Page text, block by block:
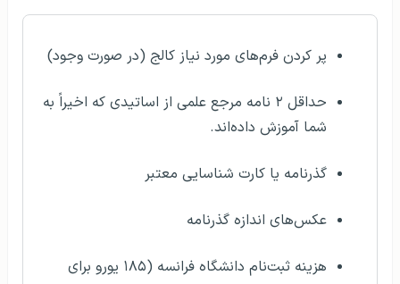
پر کردن فرم‌های مورد نیاز کالج (در صورت وجود)
حداقل ۲ نامه مرجع علمی از اساتیدی که اخیراً به
شما آموزش داده‌اند.
گذرنامه یا کارت شناسایی معتبر
عکس‌های اندازه گذرنامه
هزینه ثبت‌نام دانشگاه فرانسه (۱۸۵ یورو برای